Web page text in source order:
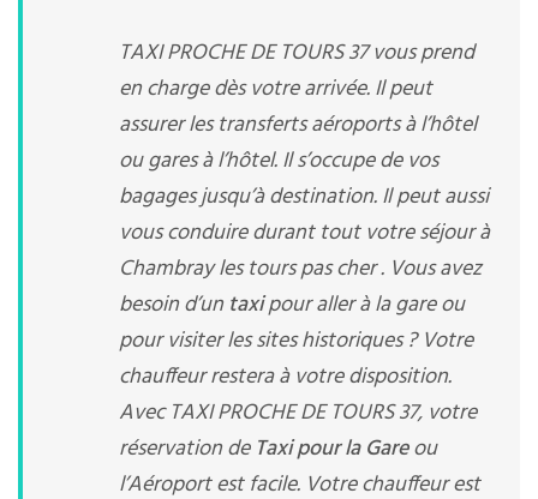
TAXI PROCHE DE TOURS 37 vous prend
en charge dès votre arrivée. Il peut
assurer les transferts aéroports à l’hôtel
ou gares à l’hôtel. Il s’occupe de vos
bagages jusqu’à destination. Il peut aussi
vous conduire durant tout votre séjour à
Chambray les tours pas cher . Vous avez
besoin d’un taxipour aller à la gare ou
pour visiter les sites historiques ? Votre
chauffeur restera à votre disposition.
Avec TAXI PROCHE DE TOURS 37, votre
réservation de Taxi pour la Gareou
l’Aéroport est facile. Votre chauffeur est